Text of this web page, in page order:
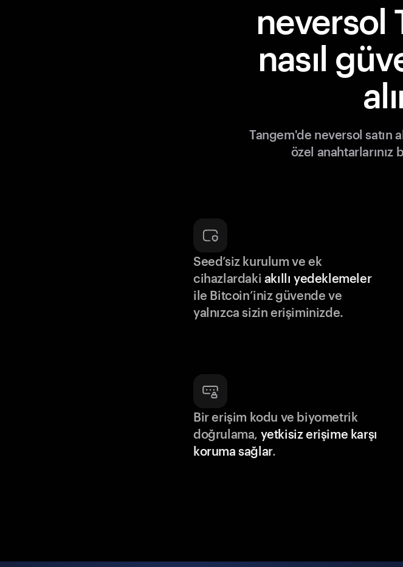
neversol
nasıl
Tangem'de neversol satın
özel
Seed’siz kurulum ve ek
cihazlardaki akıllı yedeklemeler
ile Bitcoin’iniz güvende ve
yalnızca sizin erişiminizde.
Bir erişim kodu ve biyometrik
doğrulama, yetkisiz erişime karşı
koruma sağlar.